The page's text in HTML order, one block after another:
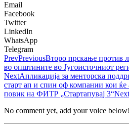
Email
Facebook
Twitter
LinkedIn
WhatsApp
Telegram
PrevPreviousВторо прскање против
во општините во Југоисточниот
NextАпликација за менторска
старт ап и спин оф компании кои
повик на ФИТР „Стартапувај 3“Next
No comment yet, add your voice below!